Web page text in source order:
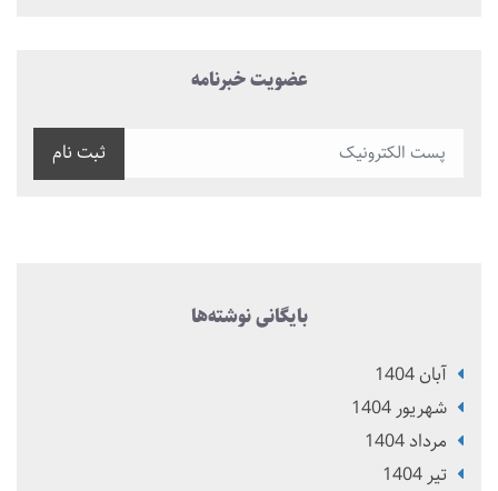
عضویت خبرنامه
ثبت نام
بایگانی نوشته‌ها
آبان 1404
شهریور 1404
مرداد 1404
تير 1404